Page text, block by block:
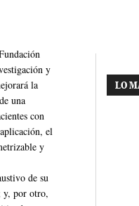
y
la
una
con
el
y
de su
y, por otro,
LO